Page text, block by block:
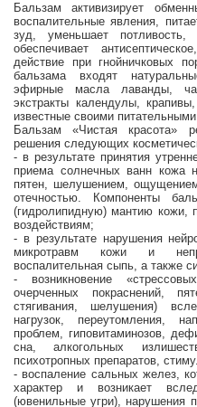
Бальзам активизирует
воспалительные явления,
зуд, уменьшает потливость,
обеспечивает
действие при гнойничковых
бальзама входят
эфирные масла лаванды,
экстракты календулы,
известные своими
Бальзам «Чистая красота»
решения следующих
- в результате принятия
приема солнечных ванн кожа
пятен, шелушением,
отечностью. Компоненты
(гидролипидную) мантию кожи,
воздействиям;
- в результате нарушения
микротравм кожи и
воспалительная сыпь, а также
- возникновение
очерченных покраснений,
стягивания, шелушения)
нагрузок, переутомления,
проблем, гиповитаминозов,
сна, алкогольных
психотропных препаратов,
- воспаление сальных желез,
характер и возникает
(ювенильные угри), нарушения